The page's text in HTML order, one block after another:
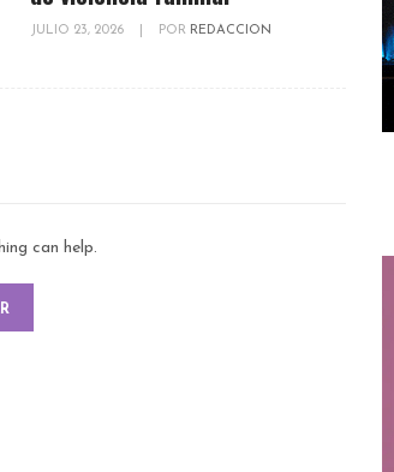
JULIO 23, 2026 POR REDACCION
can help.